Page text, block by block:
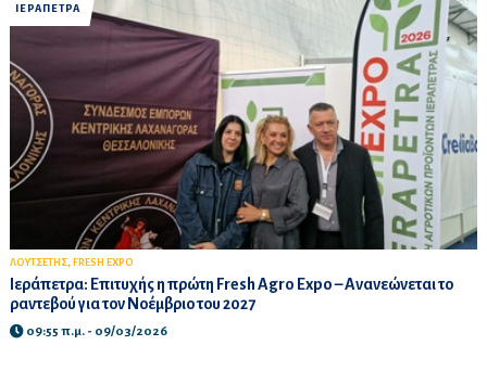
ΙΕΡΑΠΕΤΡΑ
ΛΟΥΤΣΕΤΗΣ, FRESH EXPO
Ιεράπετρα: Επιτυχής η πρώτη Fresh Agro Expo – Ανανεώνεται το
ραντεβού για τον Νοέμβριο του 2027
09:55 π.μ. - 09/03/2026